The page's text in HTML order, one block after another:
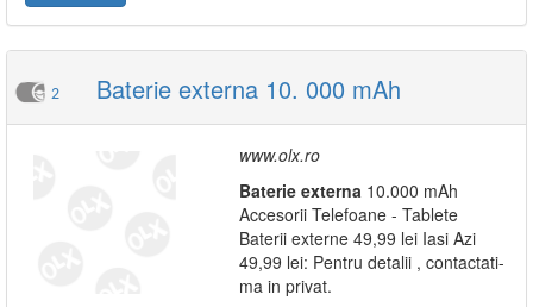
2 Baterie externa 10. 000 mAh
www.olx.ro
Baterie externa 10.000 mAh
Accesorii Telefoane - Tablete
Baterii externe 49,99 lei Iasi Azi
49,99 lei: Pentru detalii , contactati-
ma in privat.